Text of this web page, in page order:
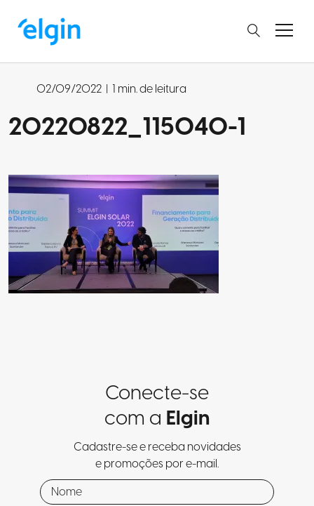
02/09/2022 | 1 min. de leitura
20220822_115040-1
Conecte-se
com a Elgin
Cadastre-se e receba novidades
e promoções por e-mail.